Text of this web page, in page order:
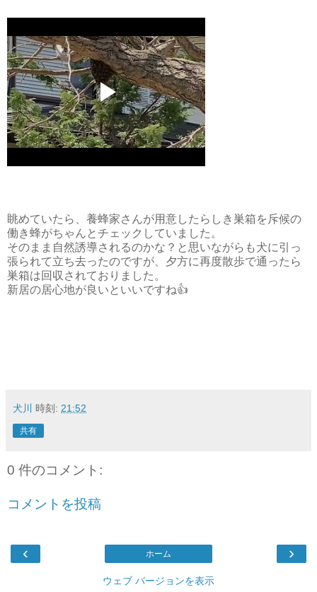
眺めていたら、養蜂家さんが用意したらしき巣箱を斥候の
働き蜂がちゃんとチェックしていました。
そのまま自然誘導されるのかな？と思いながらも犬に引っ
張られて立ち去ったのですが、夕方に再度散歩で通ったら
巣箱は回収されておりました。
新居の居心地が良いといいですね👍
犬川 時刻: 21:52
共有
0 件のコメント:
コメントを投稿
‹ ›
ホーム
ウェブ バージョンを表示